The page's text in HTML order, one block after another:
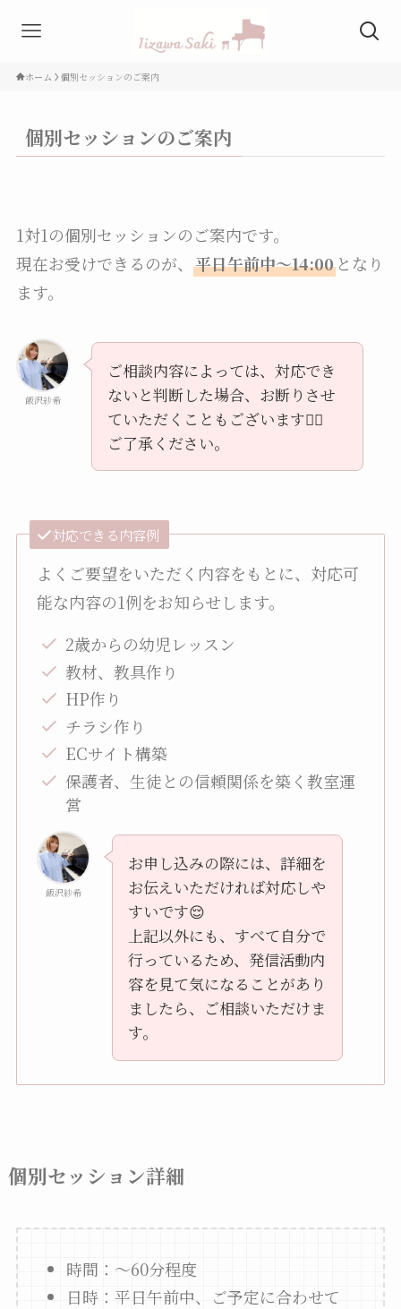
ホーム 個別セッションのご案内
個別セッションのご案内
1対1の個別セッションのご案内です。
現在お受けできるのが、 平日午前中～14:00となり
ます。
飯沢紗希
ご相談内容によっては、対応でき
ないと判断した場合、お断りさせ
ていただくこともございます🙇‍♀️
ご了承ください。
対応できる内容例
よくご要望をいただく内容をもとに、対応可
能な内容の1例をお知らせします。
2歳からの幼児レッスン
教材、教具作り
HP作り
チラシ作り
ECサイト構築
保護者、生徒との信頼関係を築く教室運
営
飯沢紗希
お申し込みの際には、詳細を
お伝えいただければ対応しや
すいです😌
上記以外にも、すべて自分で
行っているため、発信活動内
容を見て気になることがあり
ましたら、ご相談いただけま
す。
個別セッション詳細
時間：～60分程度
日時：平日午前中、ご予定に合わせて